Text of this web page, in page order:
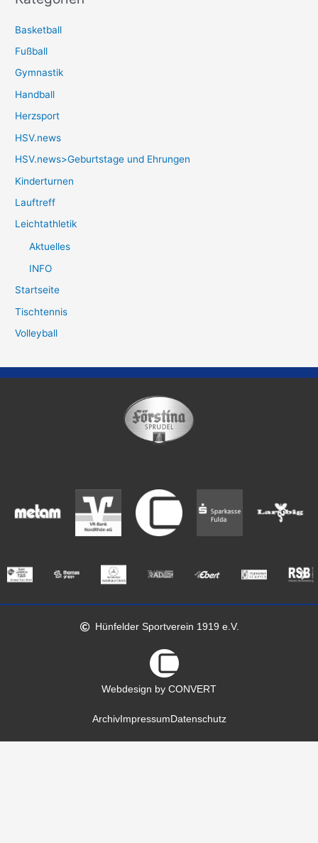
Basketball
Fußball
Gymnastik
Handball
Herzsport
HSV.news
HSV.news>Geburtstage und Ehrungen
Kinderturnen
Lauftreff
Leichtathletik
Aktuelles
INFO
Startseite
Tischtennis
Volleyball
Hünfelder Sportverein 1919 e.V.
Webdesign by CONVERT
ArchivImpressum Datenschutz